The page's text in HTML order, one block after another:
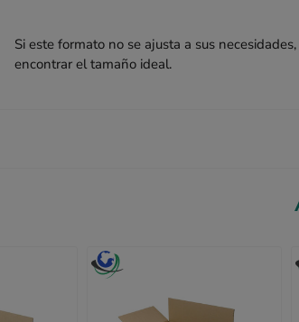
Si este formato no se ajusta a sus
encontrar el tamaño ideal.